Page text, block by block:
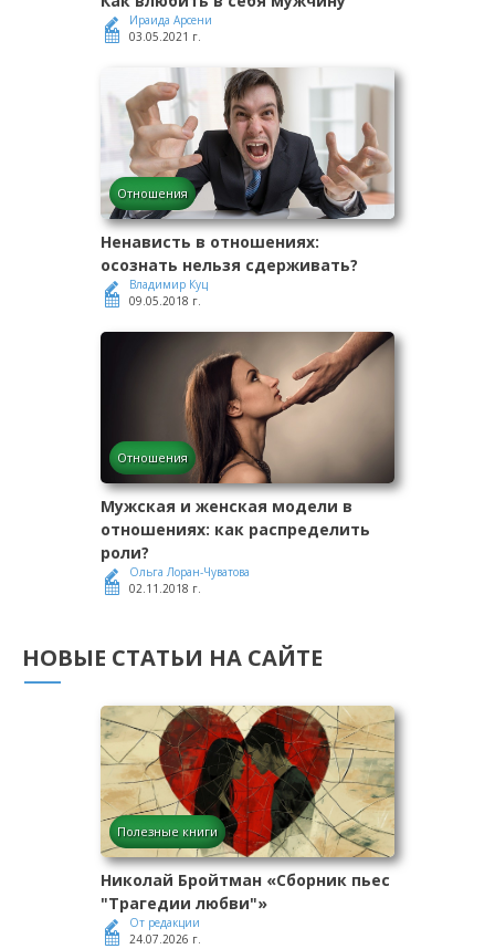
Ираида Арсени
03.05.2021 г.
Отношения
Ненависть в отношениях:
осознать нельзя сдерживать?
Владимир Куц
09.05.2018 г.
Отношения
Мужская и женская модели в
отношениях: как распределить
роли?
Ольга Лоран-Чуватова
02.11.2018 г.
НОВЫЕ СТАТЬИ НА САЙТЕ
Полезные книги
Николай Бройтман «Сборник пьес
"Трагедии любви"»
От редакции
24.07.2026 г.